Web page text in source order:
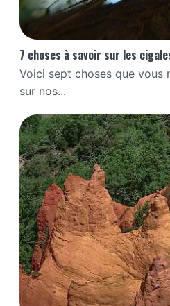
7 choses à savoir sur les
Voici sept choses que vous
sur nos...